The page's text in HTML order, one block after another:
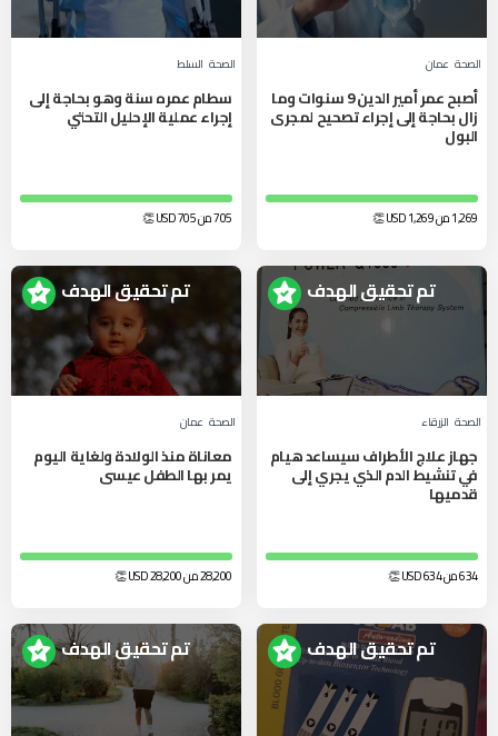
الصحة عمان
أصبح عمر أمير الدين 9 سنوات وما
زال بحاجة إلى إجراء تصحيح لمجرى
البول
1,269 من 1,269 USD
👏
الصحة السلط‎
سطام عمره سنة وهو بحاجة إلى
إجراء عملية الإحليل التحتي
705 من 705 USD
👏
تم تحقيق الهدف
الصحة الزرقاء‎
جهاز علاج الأطراف سيساعد هيام
في تنشيط الدم الذي يجري إلى
قدميها
634 من 634 USD
👏
تم تحقيق الهدف
الصحة عمان
معاناة منذ الولادة ولغاية اليوم
يمر بها الطفل عيسى
28,200 من 28,200 USD
👏
تم تحقيق الهدف تم تحقيق الهدف